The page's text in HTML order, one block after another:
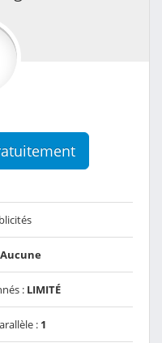
Aucune
: LIMITÉ
: 1